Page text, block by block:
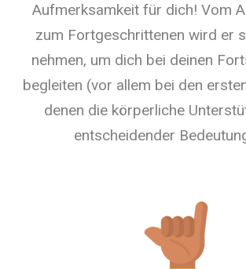
Aufmerksamkeit für dich! Vom
zum Fortgeschrittenen wird er
nehmen, um dich bei deinen
begleiten (vor allem bei den
denen die körperliche
entscheidender